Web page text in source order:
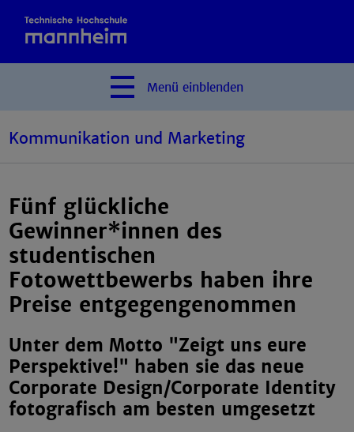
Menü einblenden
Kommunikation und Marketing
Fünf glückliche
Gewinner*innen des
studentischen
Fotowettbewerbs haben ihre
Preise entgegengenommen
Unter dem Motto "Zeigt uns eure
Perspektive!" haben sie das neue
Corporate Design/Corporate Identity
fotografisch am besten umgesetzt